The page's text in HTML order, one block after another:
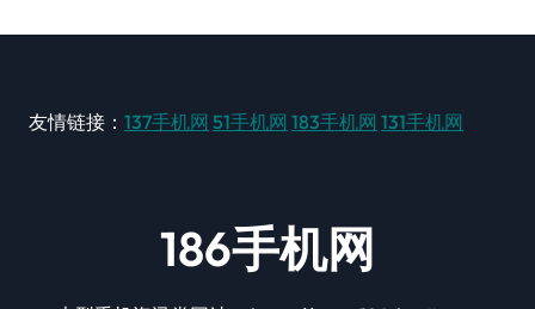
友情链接： 137手机网 51手机网 183手机网 131手机网
186手机网